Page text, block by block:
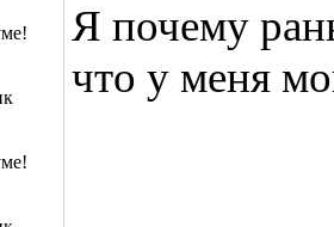
Я почему
что у меня